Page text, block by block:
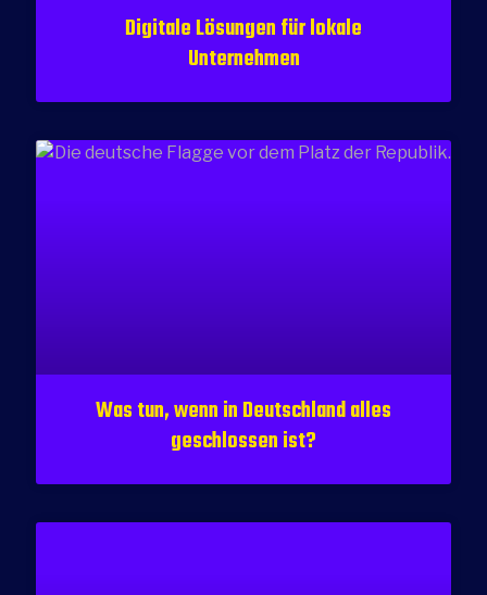
Digitale Lösungen für lokale
Unternehmen
Was tun, wenn in Deutschland alles
geschlossen ist?